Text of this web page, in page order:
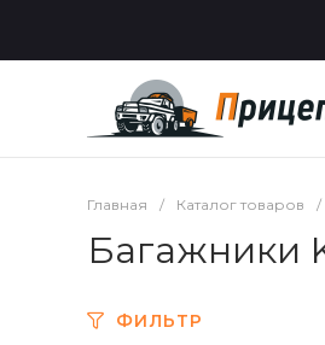
Главная / Каталог товаров /
Багажники
ФИЛЬТР